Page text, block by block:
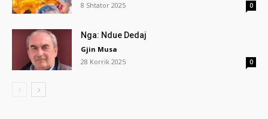
8 Shtator 2025
0
Nga: Ndue Dedaj
Gjin Musa
28 Korrik 2025
0